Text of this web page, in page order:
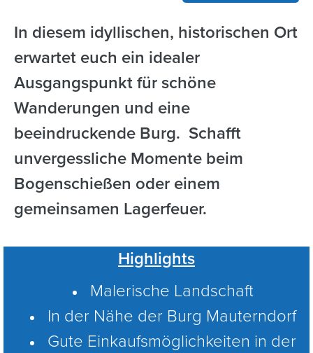
In diesem idyllischen, historischen Ort
erwartet euch ein idealer
Ausgangspunkt für schöne
Wanderungen und eine
beeindruckende Burg. Schafft
unvergessliche Momente beim
Bogenschießen oder einem
gemeinsamen Lagerfeuer.
Highlights
Malerische Landschaft
In der Nähe der Burg Mauterndorf
Gute Einkaufsmöglichkeiten in der